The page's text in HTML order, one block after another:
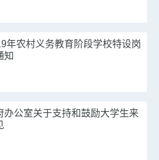
年农村义务教育阶段学校特设岗
知
办公室关于支持和鼓励大学生来